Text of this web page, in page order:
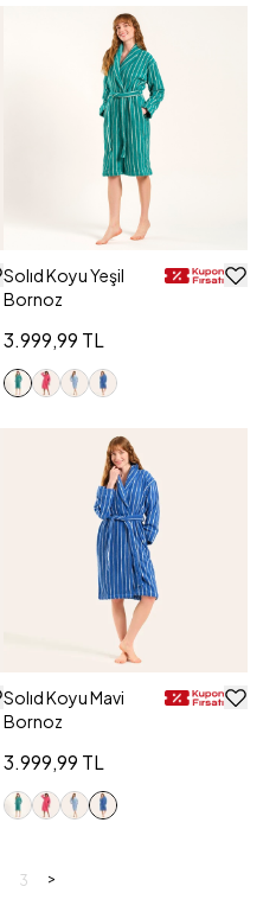
Solıd Koyu Yeşil
Bornoz
3.999,99 TL
Solıd Koyu Mavi
Bornoz
3.999,99 TL
3 >